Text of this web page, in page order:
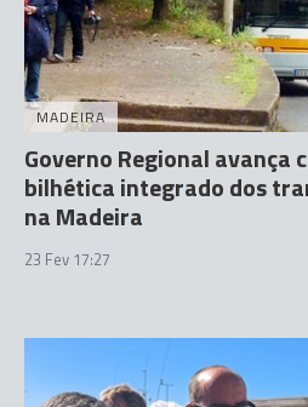
MADEIRA
Governo Regional avança
bilhética integrado dos
na Madeira
23 Fev 17:27